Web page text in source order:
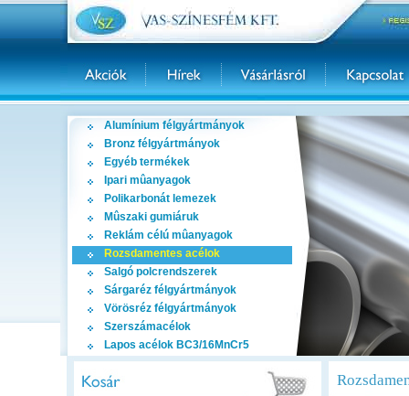
Alumínium félgyártmányok
Bronz félgyártmányok
Egyéb termékek
Ipari mûanyagok
Polikarbonát lemezek
Mûszaki gumiáruk
Reklám célú mûanyagok
Rozsdamentes acélok
Salgó polcrendszerek
Sárgaréz félgyártmányok
Vörösréz félgyártmányok
Szerszámacélok
Lapos acélok BC3/16MnCr5